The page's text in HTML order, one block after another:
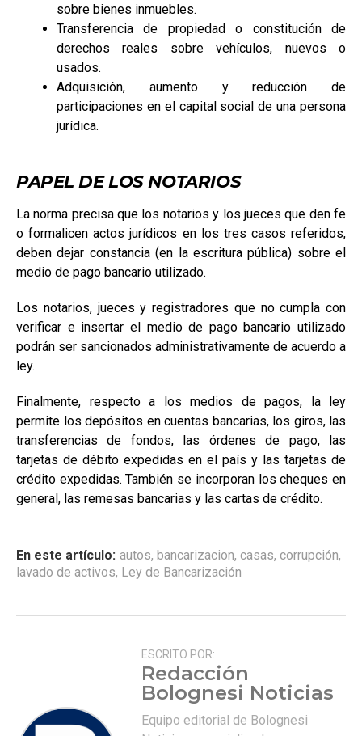
sobre bienes inmuebles.
Transferencia de propiedad o constitución de
derechos reales sobre vehículos, nuevos o
usados.
Adquisición, aumento y reducción de
participaciones en el capital social de una persona
jurídica.
PAPEL DE LOS NOTARIOS
La norma precisa que los notarios y los jueces que den fe
o formalicen actos jurídicos en los tres casos referidos,
deben dejar constancia (en la escritura pública) sobre el
medio de pago bancario utilizado.
Los notarios, jueces y registradores que no cumpla con
verificar e insertar el medio de pago bancario utilizado
podrán ser sancionados administrativamente de acuerdo a
ley.
Finalmente, respecto a los medios de pagos, la ley
permite los depósitos en cuentas bancarias, los giros, las
transferencias de fondos, las órdenes de pago, las
tarjetas de débito expedidas en el país y las tarjetas de
crédito expedidas. También se incorporan los cheques en
general, las remesas bancarias y las cartas de crédito.
En este artículo: autos, bancarizacion, casas, corrupción,
lavado de activos, Ley de Bancarización
ESCRITO POR:
Redacción
Bolognesi Noticias
Equipo editorial de Bolognesi